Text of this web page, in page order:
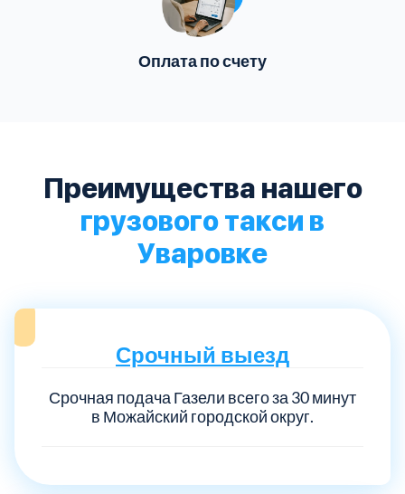
Оплата по счету
Преимущества нашего
грузового такси в
Уваровке
Срочный выезд
Срочная подача Газели всего за 30 минут
в Можайский городской округ.